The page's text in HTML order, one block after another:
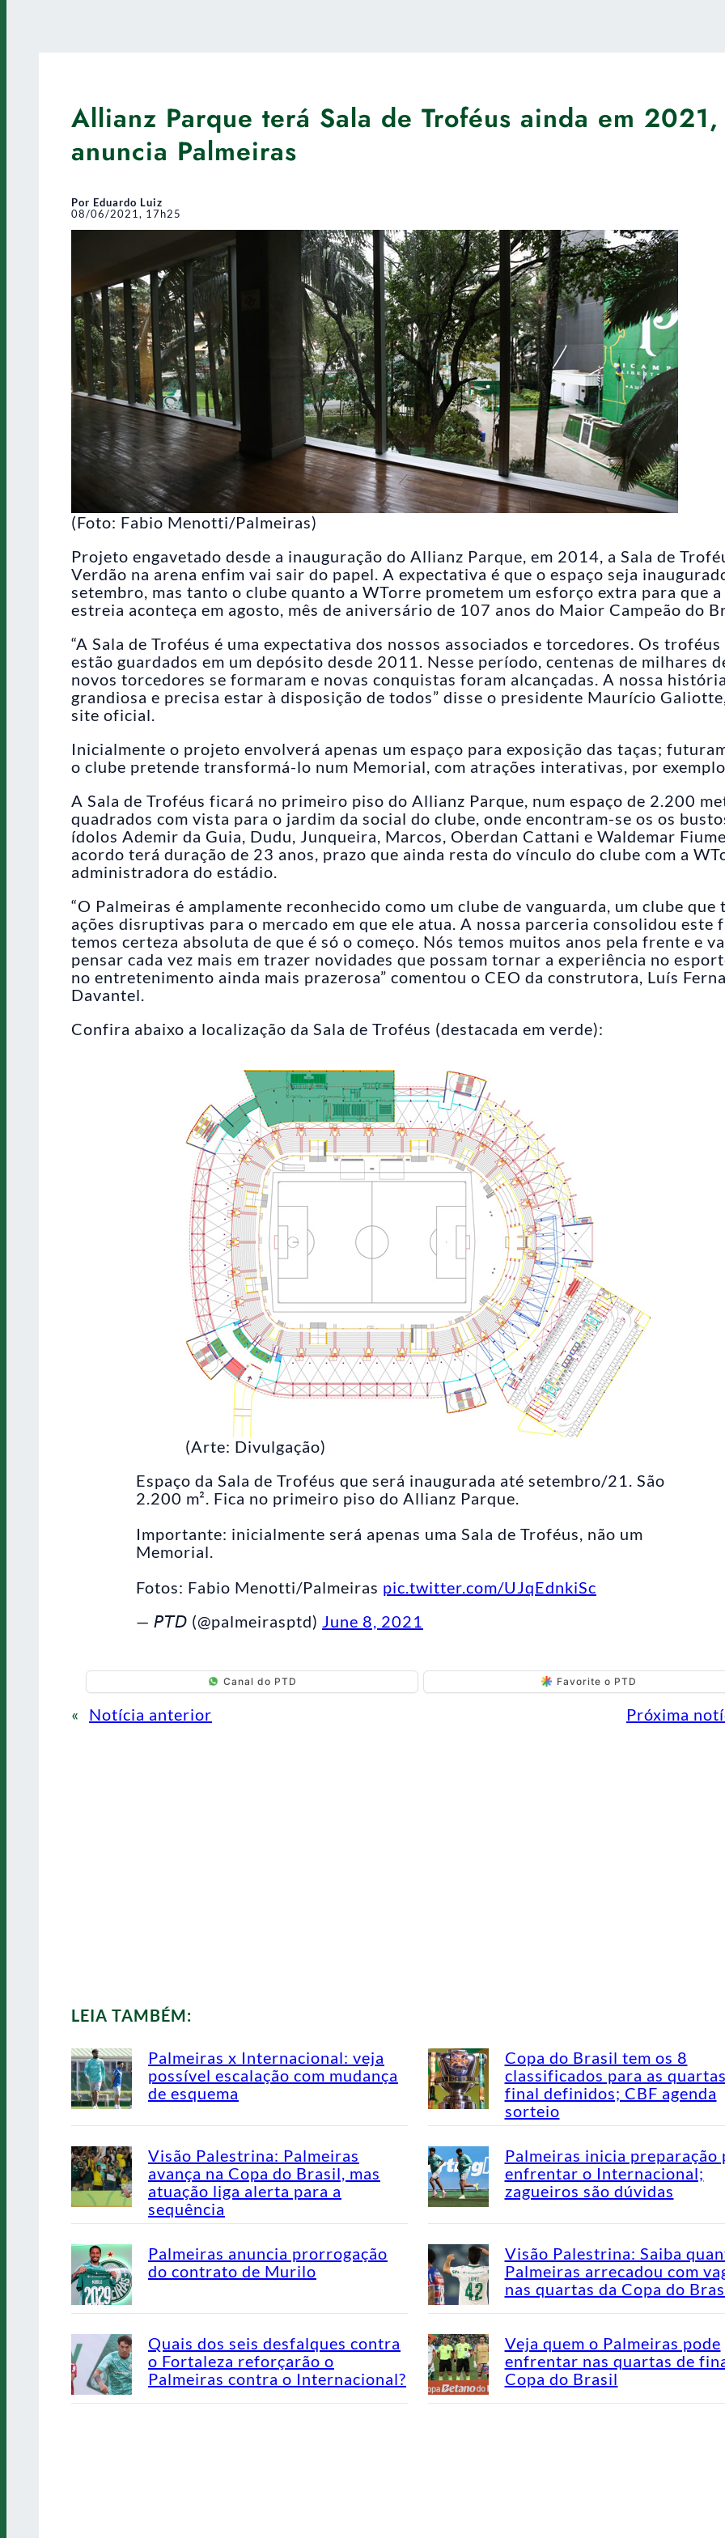
Allianz Parque terá Sala de Troféus ainda em 2021,
anuncia Palmeiras
Por Eduardo Luiz
08/06/2021, 17h25
(Foto: Fabio Menotti/Palmeiras)
Projeto engavetado desde a inauguração do Allianz Parque, em 2014, a Sala de
Verdão na arena enfim vai sair do papel. A expectativa é que o espaço seja
setembro, mas tanto o clube quanto a WTorre prometem um esforço extra para que a
estreia aconteça em agosto, mês de aniversário de 107 anos do Maior Campeão do
“A Sala de Troféus é uma expectativa dos nossos associados e torcedores. Os troféus
estão guardados em um depósito desde 2011. Nesse período, centenas de milhares
novos torcedores se formaram e novas conquistas foram alcançadas. A nossa
grandiosa e precisa estar à disposição de todos” disse o presidente Maurício
site oficial.
Inicialmente o projeto envolverá apenas um espaço para exposição das taças;
o clube pretende transformá-lo num Memorial, com atrações interativas, por
A Sala de Troféus ficará no primeiro piso do Allianz Parque, num espaço de 2.200
quadrados com vista para o jardim da social do clube, onde encontram-se os os
ídolos Ademir da Guia, Dudu, Junqueira, Marcos, Oberdan Cattani e Waldemar
acordo terá duração de 23 anos, prazo que ainda resta do vínculo do clube com a
administradora do estádio.
“O Palmeiras é amplamente reconhecido como um clube de vanguarda, um clube que
ações disruptivas para o mercado em que ele atua. A nossa parceria consolidou este
temos certeza absoluta de que é só o começo. Nós temos muitos anos pela frente e
pensar cada vez mais em trazer novidades que possam tornar a experiência no
no entretenimento ainda mais prazerosa” comentou o CEO da construtora, Luís
Davantel.
Confira abaixo a localização da Sala de Troféus (destacada em verde):
(Arte: Divulgação)
Espaço da Sala de Troféus que será inaugurada até setembro/21. São
2.200 m². Fica no primeiro piso do Allianz Parque.
Importante: inicialmente será apenas uma Sala de Troféus, não um
Memorial.
Fotos: Fabio Menotti/Palmeiras pic.twitter.com/UJqEdnkiSc
— 𝘗𝘛𝘋 (@palmeirasptd) June 8, 2021
Canal do PTD Favorite o PTD
« Notícia anterior Próxima
LEIA TAMBÉM:
Palmeiras x Internacional: veja
possível escalação com mudança
de esquema
Copa do Brasil tem os 8
classificados para as
final definidos; CBF agenda
sorteio
Visão Palestrina: Palmeiras
avança na Copa do Brasil, mas
atuação liga alerta para a
sequência
Palmeiras inicia preparação
enfrentar o Internacional;
zagueiros são dúvidas
Palmeiras anuncia prorrogação
do contrato de Murilo
Visão Palestrina: Saiba
Palmeiras arrecadou com
nas quartas da Copa do
Quais dos seis desfalques contra
o Fortaleza reforçarão o
Palmeiras contra o Internacional?
Veja quem o Palmeiras pode
enfrentar nas quartas de
Copa do Brasil